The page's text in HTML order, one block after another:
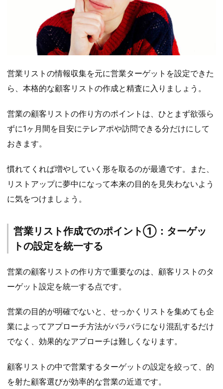
営業リストの情報収集を元に営業ターゲットを設定できた
ら、本格的な顧客リストの作成と精査に入りましょう。
営業の顧客リストの作り方のポイントは、ひとまず欲張ら
ずに1ヶ月間を目安にテレアポや訪問できる分だけにして
おきます。
慣れてくれば増やしていく形を取るのが最適です。また、
リストアップに夢中になって本来の目的を見失わないよう
に気をつけましょう。
営業リスト作成でのポイント①：ターゲッ
トの設定を統一する
営業の顧客リストの作り方で重要なのは、顧客リストのタ
ーゲット設定を統一する点です。
営業の目的が明確でないと、せっかくリストを集めても企
業によってアプローチ方法がバラバラになり混乱するだけ
でなく、効果的なアプローチは難しくなります。
顧客リストの中で営業するターゲットの設定を絞って、的
を射た顧客選びが効率的な営業の近道です。